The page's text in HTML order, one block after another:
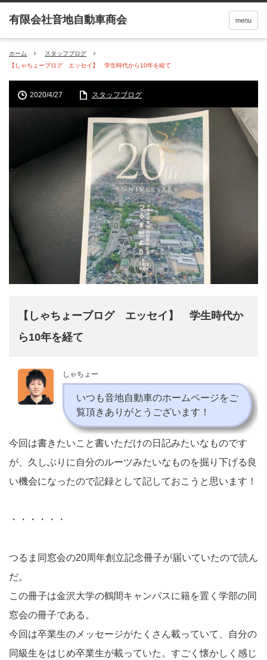
menu
ホーム
スタッフブログ
【しゃちょーブログ エッセイ】 学生時代から10年を経て
2020/4/27 スタッフブログ
【しゃちょーブログ エッセイ】 学生時代か
ら10年を経て
しゃちょー
いつも音地自動車のホームページをご
覧頂きありがとうございます！
今回は書きたいこと書いただけの日記みたいなものです
が、久しぶりに自分のルーツみたいなものを掘り下げる良
い機会になったので記録として記しておこうと思います！
・・・・・・
つるま同窓会の20周年創立記念冊子が届いていたので読ん
だ。
この冊子は金沢大学の鶴間キャンパスに籍を置く学部の同
窓会の冊子である。
今回は卒業生のメッセージがたくさん載っていて、自分の
同級生をはじめ卒業生が載っていた。すごく懐かしく感じ